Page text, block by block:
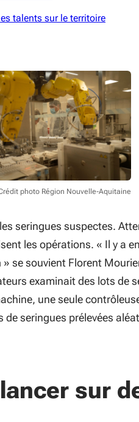
talents sur le territoire
photo Région Nouvelle-Aquitaine
seringues suspectes.
les opérations. « Il y a
» se souvient Florent Mourie
examinait des lots de
une seule
de seringues prélevées
sur